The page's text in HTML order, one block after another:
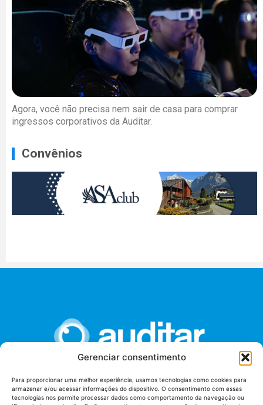
Gerenciar consentimento
Para proporcionar uma melhor experiência, usamos tecnologias como cookies para
armazenar e/ou acessar informações do dispositivo. O consentimento com essas
tecnologias nos permite processar dados como comportamento da navegação ou
Agora, você não precisa nem sair de casa para comprar
ingressos corporativos da Auditar.
Convênios
União dos Auditores Federais de Controle Externo -
AUDITAR